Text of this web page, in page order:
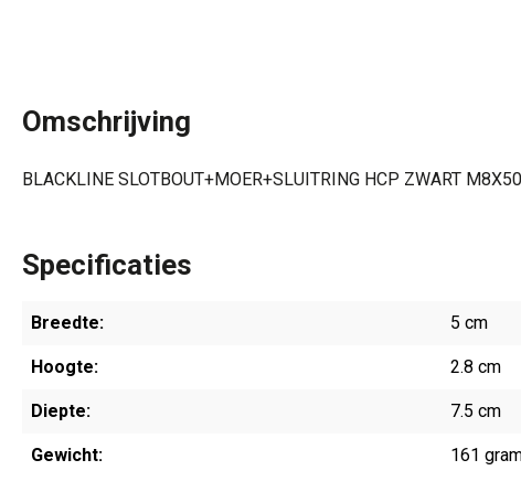
Omschrijving
BLACKLINE SLOTBOUT+MOER+SLUITRING HCP ZWART
Specificaties
Breedte: 5 cm
Hoogte: 2.8 cm
Diepte: 7.5 cm
Gewicht: 161